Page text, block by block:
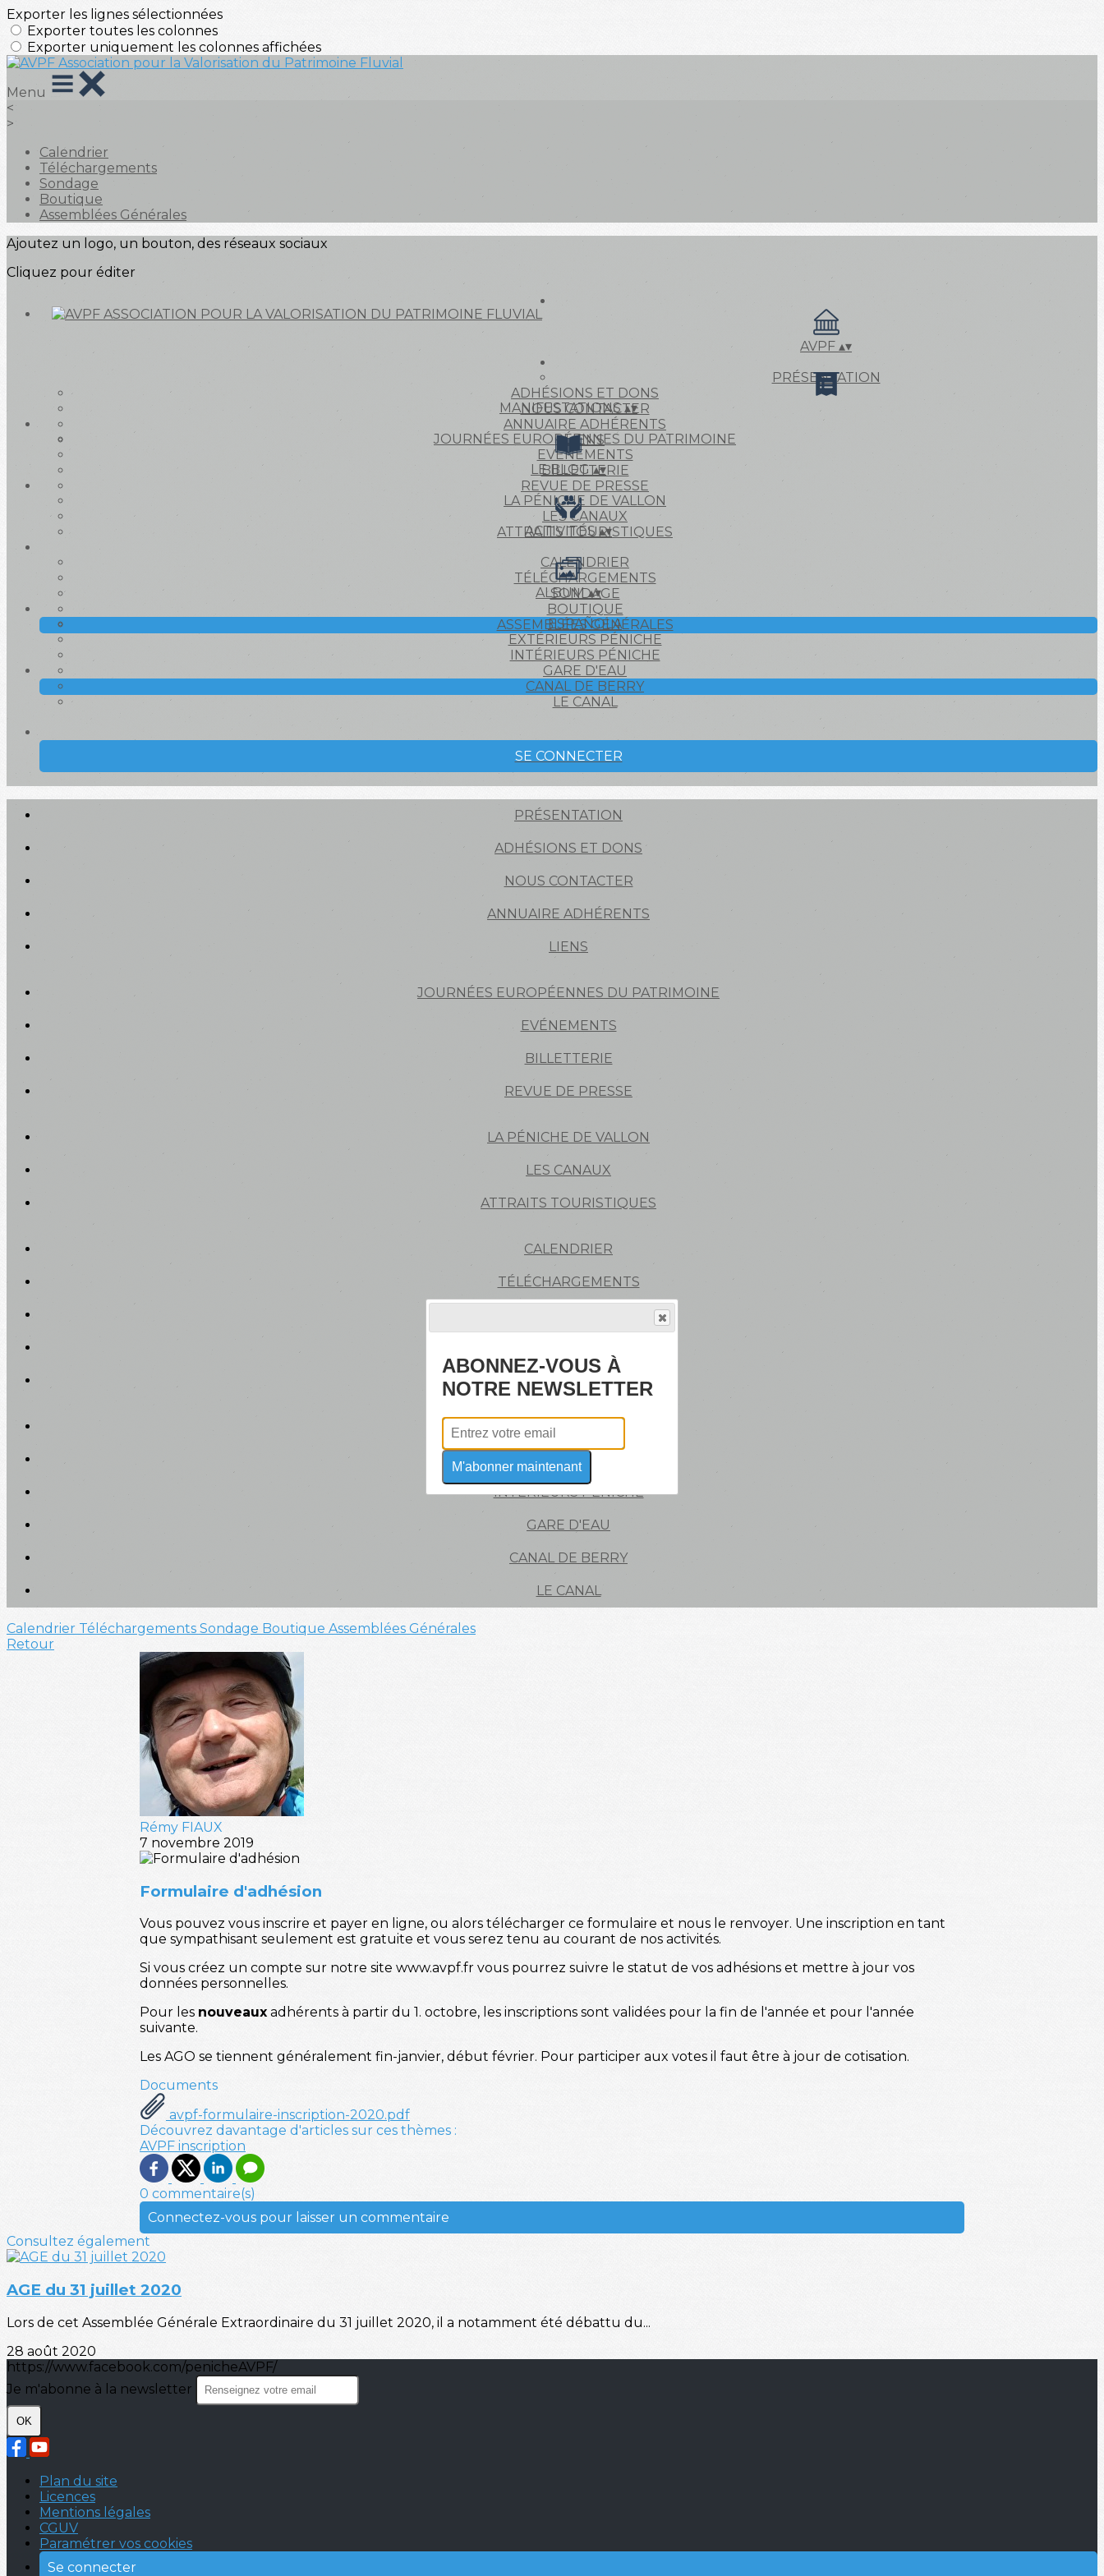
Exporter les lignes sélectionnées
Exporter toutes les colonnes
Exporter uniquement les colonnes affichées
Menu
<
>
Calendrier
Téléchargements
Sondage
Boutique
Assemblées Générales
Ajoutez un logo, un bouton, des réseaux sociaux
Cliquez pour éditer
AVPF ▴▾
PRÉSENTATION
ADHÉSIONS ET DONS
NOUS CONTACTER
ANNUAIRE ADHÉRENTS
LIENS
MANIFESTATIONS▴▾
JOURNÉES EUROPÉENNES DU PATRIMOINE
EVÉNEMENTS
BILLETTERIE
REVUE DE PRESSE
LE BLOG▴▾
LA PÉNICHE DE VALLON
LES CANAUX
ATTRAITS TOURISTIQUES
ACTIVITÉS▴▾
CALENDRIER
TÉLÉCHARGEMENTS
SONDAGE
BOUTIQUE
ASSEMBLÉES GÉNÉRALES
ALBUM▴▾
ESPAÑOLA
EXTÉRIEURS PÉNICHE
INTÉRIEURS PÉNICHE
GARE D'EAU
CANAL DE BERRY
LE CANAL
SE CONNECTER
PRÉSENTATION
ADHÉSIONS ET DONS
NOUS CONTACTER
ANNUAIRE ADHÉRENTS
LIENS
JOURNÉES EUROPÉENNES DU PATRIMOINE
EVÉNEMENTS
BILLETTERIE
REVUE DE PRESSE
LA PÉNICHE DE VALLON
LES CANAUX
ATTRAITS TOURISTIQUES
CALENDRIER
TÉLÉCHARGEMENTS
ASSEMBLÉES GÉNÉRALES
ESPAÑOLA
EXTÉRIEURS PÉNICHE
INTÉRIEURS PÉNICHE
GARE D'EAU
CANAL DE BERRY
LE CANAL
Calendrier Téléchargements Sondage Boutique Assemblées Générales
Retour
Rémy FIAUX
7 novembre 2019
Formulaire d'adhésion
Vous pouvez vous inscrire et payer en ligne, ou alors télécharger ce formulaire et nous le renvoyer. Une inscription en tant
que sympathisant seulement est gratuite et vous serez tenu au courant de nos activités.
Si vous créez un compte sur notre site www.avpf.fr vous pourrez suivre le statut de vos adhésions et mettre à jour vos
données personnelles.
Pour les nouveaux adhérents à partir du 1. octobre, les inscriptions sont validées pour la fin de l'année et pour l'année
suivante.
Les AGO se tiennent généralement fin-janvier, début février. Pour participer aux votes il faut être à jour de cotisation.
Documents
avpf-formulaire-inscription-2020.pdf
Découvrez davantage d'articles sur ces thèmes :
AVPF inscription
0 commentaire(s)
Connectez-vous pour laisser un commentaire
Consultez également
AGE du 31 juillet 2020
Lors de cet Assemblée Générale Extraordinaire du 31 juillet 2020, il a notamment été débattu du...
28 août 2020
https://www.facebook.com/penicheAVPF/
Je m'abonne à la newsletter
OK
Plan du site
Licences
Mentions légales
CGUV
Paramétrer vos cookies
Se connecter
ABONNEZ-VOUS À
NOTRE NEWSLETTER
M'abonner maintenant